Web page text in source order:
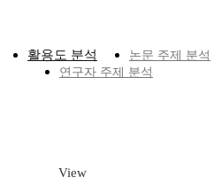
활용도 분석
논문 주제 분석
연구자 주제 분석
View